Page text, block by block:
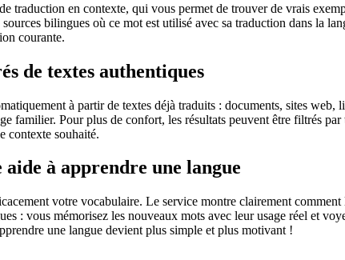
traduction en contexte, qui vous permet de trouver de vrais
bilingues où ce mot est utilisé avec sa traduction dans la
courante.
de textes authentiques
à partir de textes déjà traduits : documents, sites
familier. Pour plus de confort, les résultats peuvent être filtrés
contexte souhaité.
à apprendre une langue
votre vocabulaire. Le service montre clairement
: vous mémorisez les nouveaux mots avec leur usage réel et
une langue devient plus simple et plus motivant !